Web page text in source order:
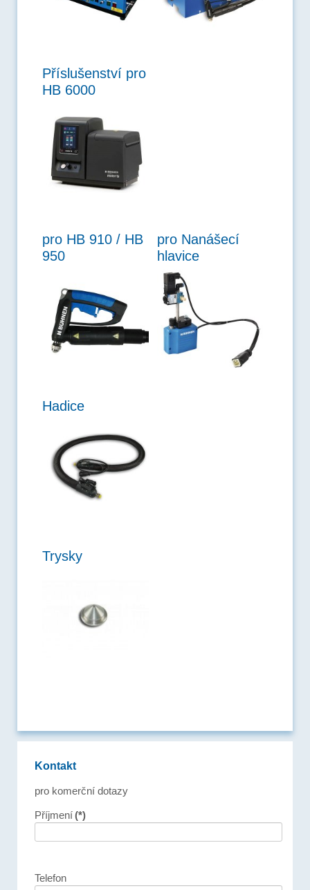
Příslušenství pro
HB 6000
pro HB 910 / HB
950
pro Nanášecí
hlavice
Hadice
Trysky
Kontakt
pro komerční dotazy
Příjmení(*)
Telefon